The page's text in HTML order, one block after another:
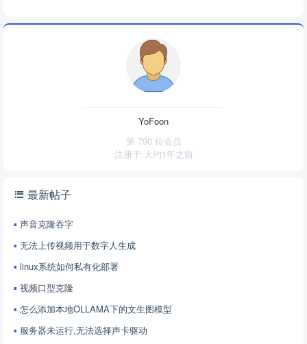
YoFoon
第 790 位会员
注册于 大约1年之前
最新帖子
声音克隆吞字
无法上传视频用于数字人生成
linux系统如何私有化部署
视频口型克隆
怎么添加本地OLLAMA下的文生图模型
服务器未运行,无法选择声卡驱动